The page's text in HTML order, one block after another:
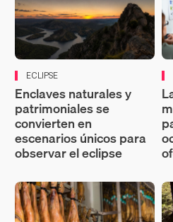
ECLIPSE
Enclaves naturales y
patrimoniales se
convierten en
escenarios únicos para
observar el eclipse